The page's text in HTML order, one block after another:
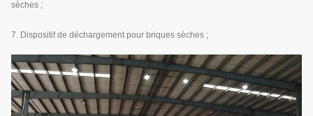
sèches ;
7. Dispositif de déchargement pour briques sèches ;